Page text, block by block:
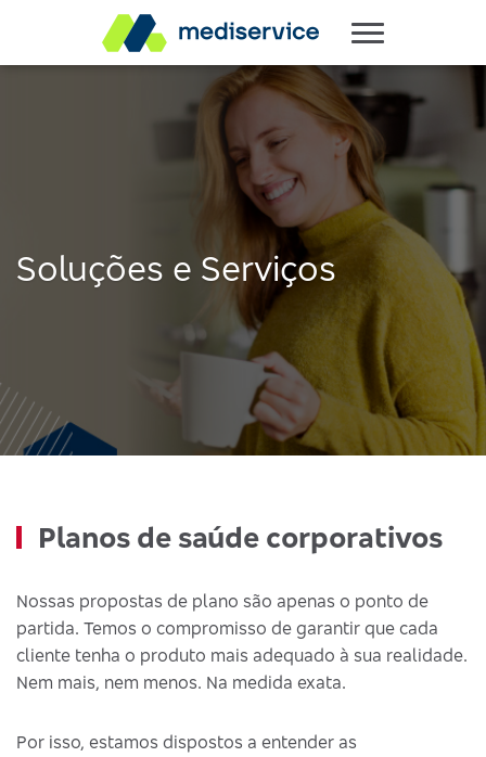
Soluções e Serviços
Planos de saúde corporativos
Nossas propostas de plano são apenas o ponto de
partida. Temos o compromisso de garantir que cada
cliente tenha o produto mais adequado à sua realidade.
Nem mais, nem menos. Na medida exata.
Por isso, estamos dispostos a entender as